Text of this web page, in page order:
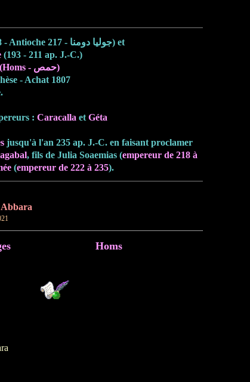
L'impératrice romaine Julia Domna (Émèse 158 - Antioche 217 - جوليا دومنا) et
(193 - 211 ap. J.-C.)
d'Émèse (Homs - حمص)
- Achat 1807
: Caracalla et Géta
jusqu'à l'an 235 ap. J.-C. en faisant proclamer
, fils de Julia Soaemias (empereur de 218 à
(empereur de 222 à 235).
Homs